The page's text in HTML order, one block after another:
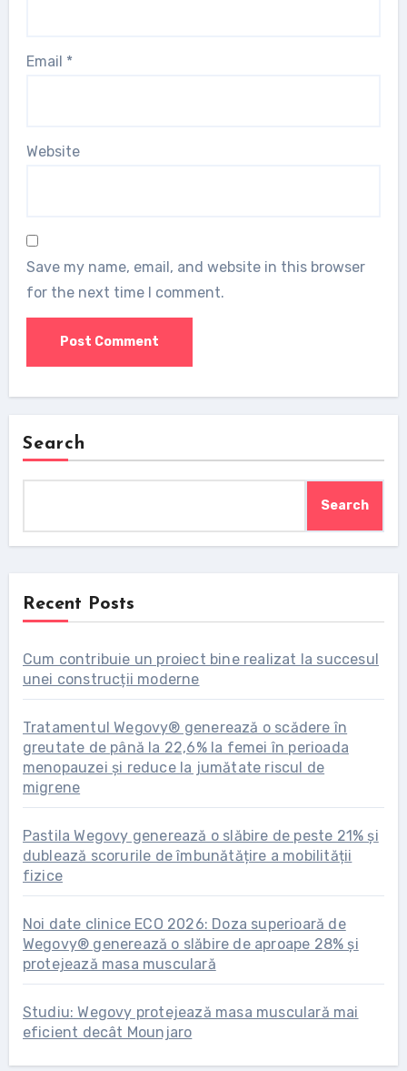
Email *
Website
Save my name, email, and website in this browser
for the next time I comment.
Search
Search
Recent Posts
Cum contribuie un proiect bine realizat la succesul
unei construcții moderne
Tratamentul Wegovy® generează o scădere în
greutate de până la 22,6% la femei în perioada
menopauzei și reduce la jumătate riscul de
migrene
Pastila Wegovy generează o slăbire de peste 21% și
dublează scorurile de îmbunătățire a mobilității
fizice
Noi date clinice ECO 2026: Doza superioară de
Wegovy® generează o slăbire de aproape 28% și
protejează masa musculară
Studiu: Wegovy protejează masa musculară mai
eficient decât Mounjaro